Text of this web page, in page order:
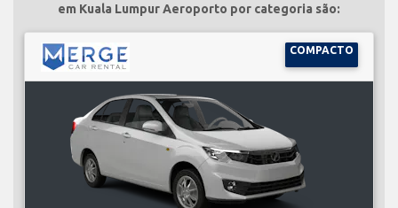
em Kuala Lumpur Aeroporto por categoria são:
COMPACTO